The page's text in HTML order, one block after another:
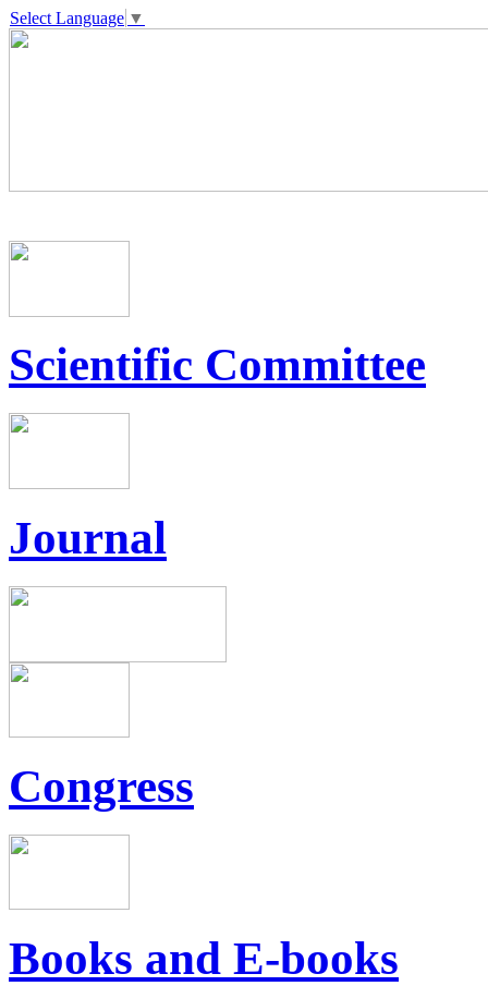
Select Language ▼
Scientific Committee
Journal
Congress
Books and E-books